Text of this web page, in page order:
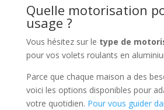
Quelle motorisation
usage ?
Vous hésitez sur le type de
pour vos volets roulants en
Parce que chaque maison a des
voici les options disponibles pour
votre quotidien. Pour vous guider